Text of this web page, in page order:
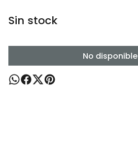
Sin stock
No disponible